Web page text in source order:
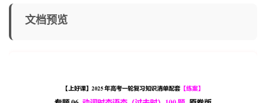
文档预览